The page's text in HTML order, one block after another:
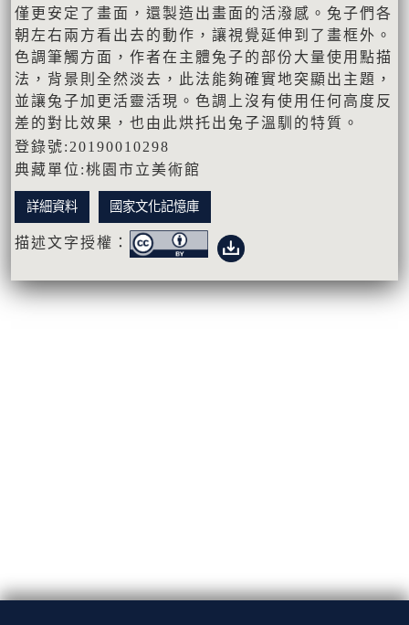
僅更安定了畫面，還製造出畫面的活潑感。兔子們各
朝左右兩方看出去的動作，讓視覺延伸到了畫框外。
色調筆觸方面，作者在主體兔子的部份大量使用點描
法，背景則全然淡去，此法能夠確實地突顯出主題，
並讓兔子加更活靈活現。色調上沒有使用任何高度反
差的對比效果，也由此烘托出兔子溫馴的特質。
登錄號:20190010298
典藏單位:桃園市立美術館
詳細資料 國家文化記憶庫
描述文字授權：